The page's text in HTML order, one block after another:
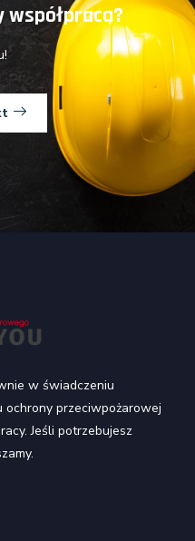
w świadczeniu
ochrony przeciwpożarowej
Jeśli potrzebujesz